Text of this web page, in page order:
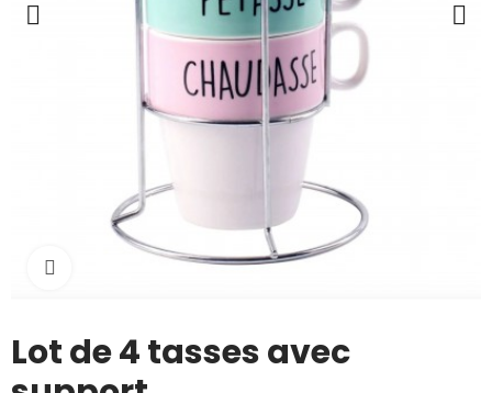
Cliquer pour agrandir
Lot de 4 tasses avec